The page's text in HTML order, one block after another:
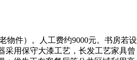
件）。人工费约9000元。书房若设
采用保守大漆工艺，长发工艺家具曾